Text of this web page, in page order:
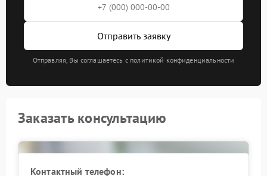
Отправить заявку
Отправляя, Вы соглашаетесь с политикой конфиденциальности
Заказать консультацию
Контактный телефон: